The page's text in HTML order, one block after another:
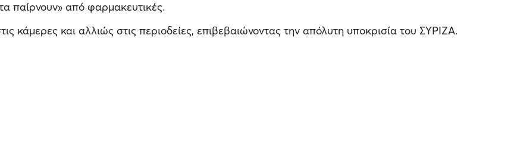
παίρνουν» από φαρμακευτικές.
κάμερες και αλλιώς στις περιοδείες, επιβεβαιώνοντας την απόλυτη υποκρισία του ΣΥΡΙΖΑ.